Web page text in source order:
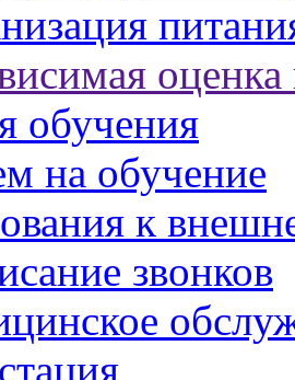
оценка
обучения
на обучение
к
звонков